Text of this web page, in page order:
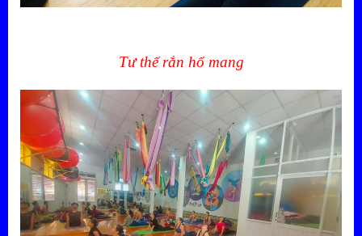
Tư thế rắn hổ mang